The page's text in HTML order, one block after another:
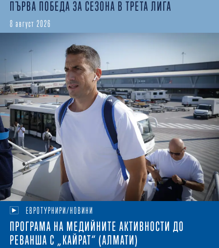
ПЪРВА ПОБЕДА ЗА СЕЗОНА В ТРЕТА ЛИГА
8 август 2026
ЕВРОТУРНИРИ/НОВИНИ
ПРОГРАМА НА МЕДИЙНИТЕ АКТИВНОСТИ ДО
РЕВАНША С „КАЙРАТ“ (АЛМАТИ)